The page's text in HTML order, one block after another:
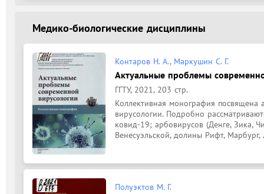
Медико-биологические дисциплины
Контаров Н. А., Маркушин С. Г.
Актуальные проблемы
ГГТУ, 2021, 203 стр.
Коллективная монография посвящена
вирусологии. Подробно
ковид-19; арбовирусов (Денге, Зика,
Венесуэльской, долины Рифт, Марбург,
Полуэктов М. Г.